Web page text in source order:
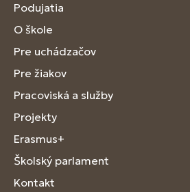
Podujatia
O škole
Pre uchádzačov
Pre žiakov
Pracoviská a služby
Projekty
Erasmus+
Školský parlament
Kontakt